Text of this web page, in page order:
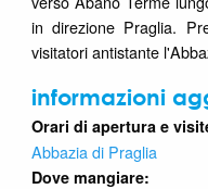
in direzione Praglia.
visitatori antistante
informazioni
Orari di apertura e
Abbazia di Praglia
Dove mangiare: